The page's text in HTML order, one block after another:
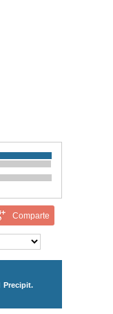
Comparte
Precipit.